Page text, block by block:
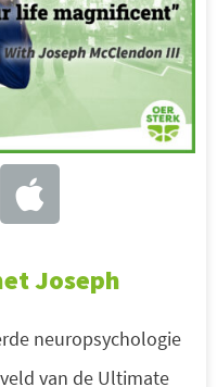
Joseph
neuropsychologie
van de Ultimate